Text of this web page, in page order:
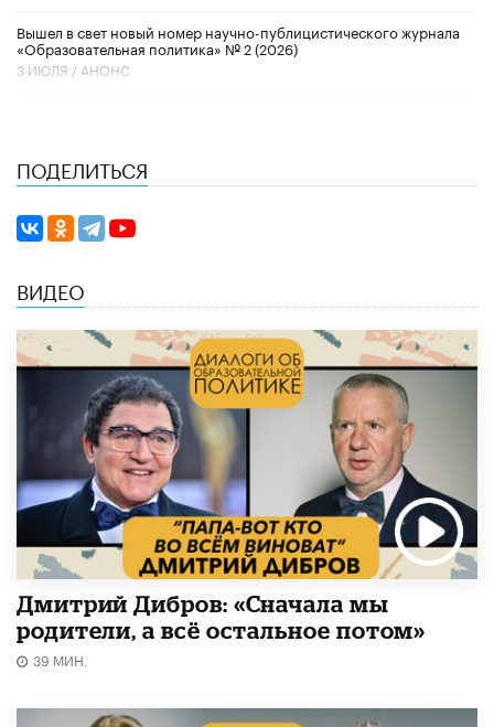
Вышел в свет новый номер научно-публицистического журнала
«Образовательная политика» № 2 (2026)
3 ИЮЛЯ / АНОНС
ПОДЕЛИТЬСЯ
ВИДЕО
Дмитрий Дибров: «Сначала мы
родители, а всё остальное потом»
39 МИН.